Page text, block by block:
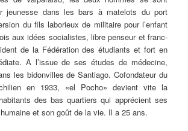
jeunesse dans les bars à matelots du port
du fils laborieux de militaire pour l’enfant
aux idées socialistes, libre penseur et franc-
de la Fédération des étudiants et fort en
A l’issue de ses études de médecine,
les bidonvilles de Santiago. Cofondateur du
en 1933, «el Pocho» devient vite la
des bas quartiers qui apprécient ses
et son goût de la vie. Il a 25 ans.